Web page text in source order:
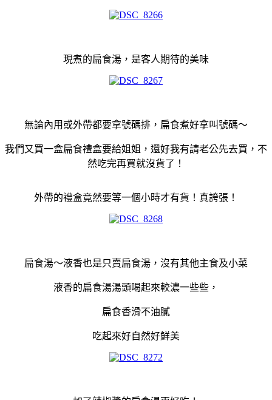
現煮的扁食湯，是客人期待的美味
無論內用或外帶都要拿號碼排，扁食煮好拿叫號碼～
我們又買一盒扁食禮盒要給姐姐，還好我有請老公先去買，不
然吃完再買就沒貨了！
外帶的禮盒竟然要等一個小時才有貨！真誇張！
扁食湯～液香也是只賣扁食湯，沒有其他主食及小菜
液香的扁食湯湯頭喝起來較濃一些些，
扁食香滑不油膩
吃起來好自然好鮮美